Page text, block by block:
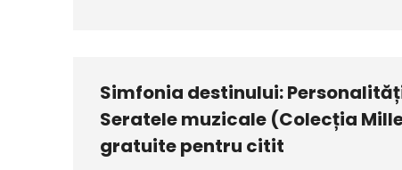
Simfonia destinului:
Seratele muzicale (Colecția
gratuite pentru citit